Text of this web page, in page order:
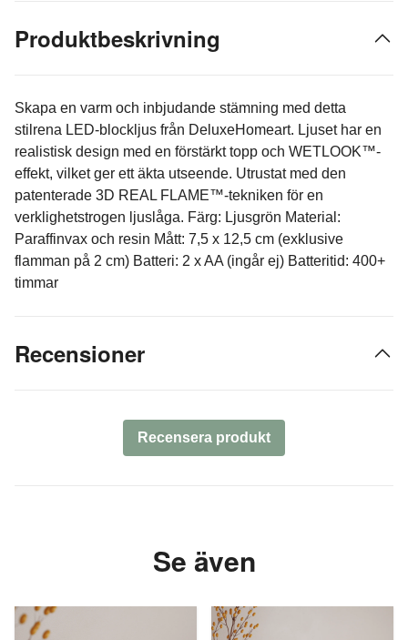
Produktbeskrivning
Skapa en varm och inbjudande stämning med detta
stilrena LED-blockljus från DeluxeHomeart. Ljuset har en
realistisk design med en förstärkt topp och WETLOOK™-
effekt, vilket ger ett äkta utseende. Utrustat med den
patenterade 3D REAL FLAME™-tekniken för en
verklighetstrogen ljuslåga. Färg: Ljusgrön Material:
Paraffinvax och resin Mått: 7,5 x 12,5 cm (exklusive
flamman på 2 cm) Batteri: 2 x AA (ingår ej) Batteritid: 400+
timmar
Recensioner
Recensera produkt
Se även